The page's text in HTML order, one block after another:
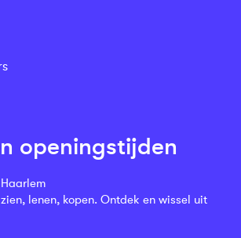
openingstijden
lenen, kopen. Ontdek en wissel uit